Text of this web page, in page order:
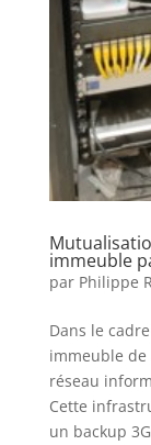
immeuble
par Philippe
Dans le
immeuble de
réseau
Cette
un backup